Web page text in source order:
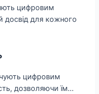
цифровим
досвід для кожного
цифровим
дозволяючи їм…